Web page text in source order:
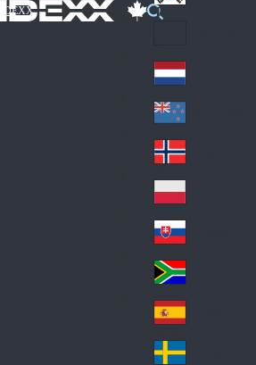
IDEXX
Ko
Lat
in
A
me
ric
a
Ne
the
rla
nd
s
Ne
w
Ze
ala
nd
No
rw
ay
Pol
an
d
Slo
va
kia
So
uth
Af
ric
Sp
ain